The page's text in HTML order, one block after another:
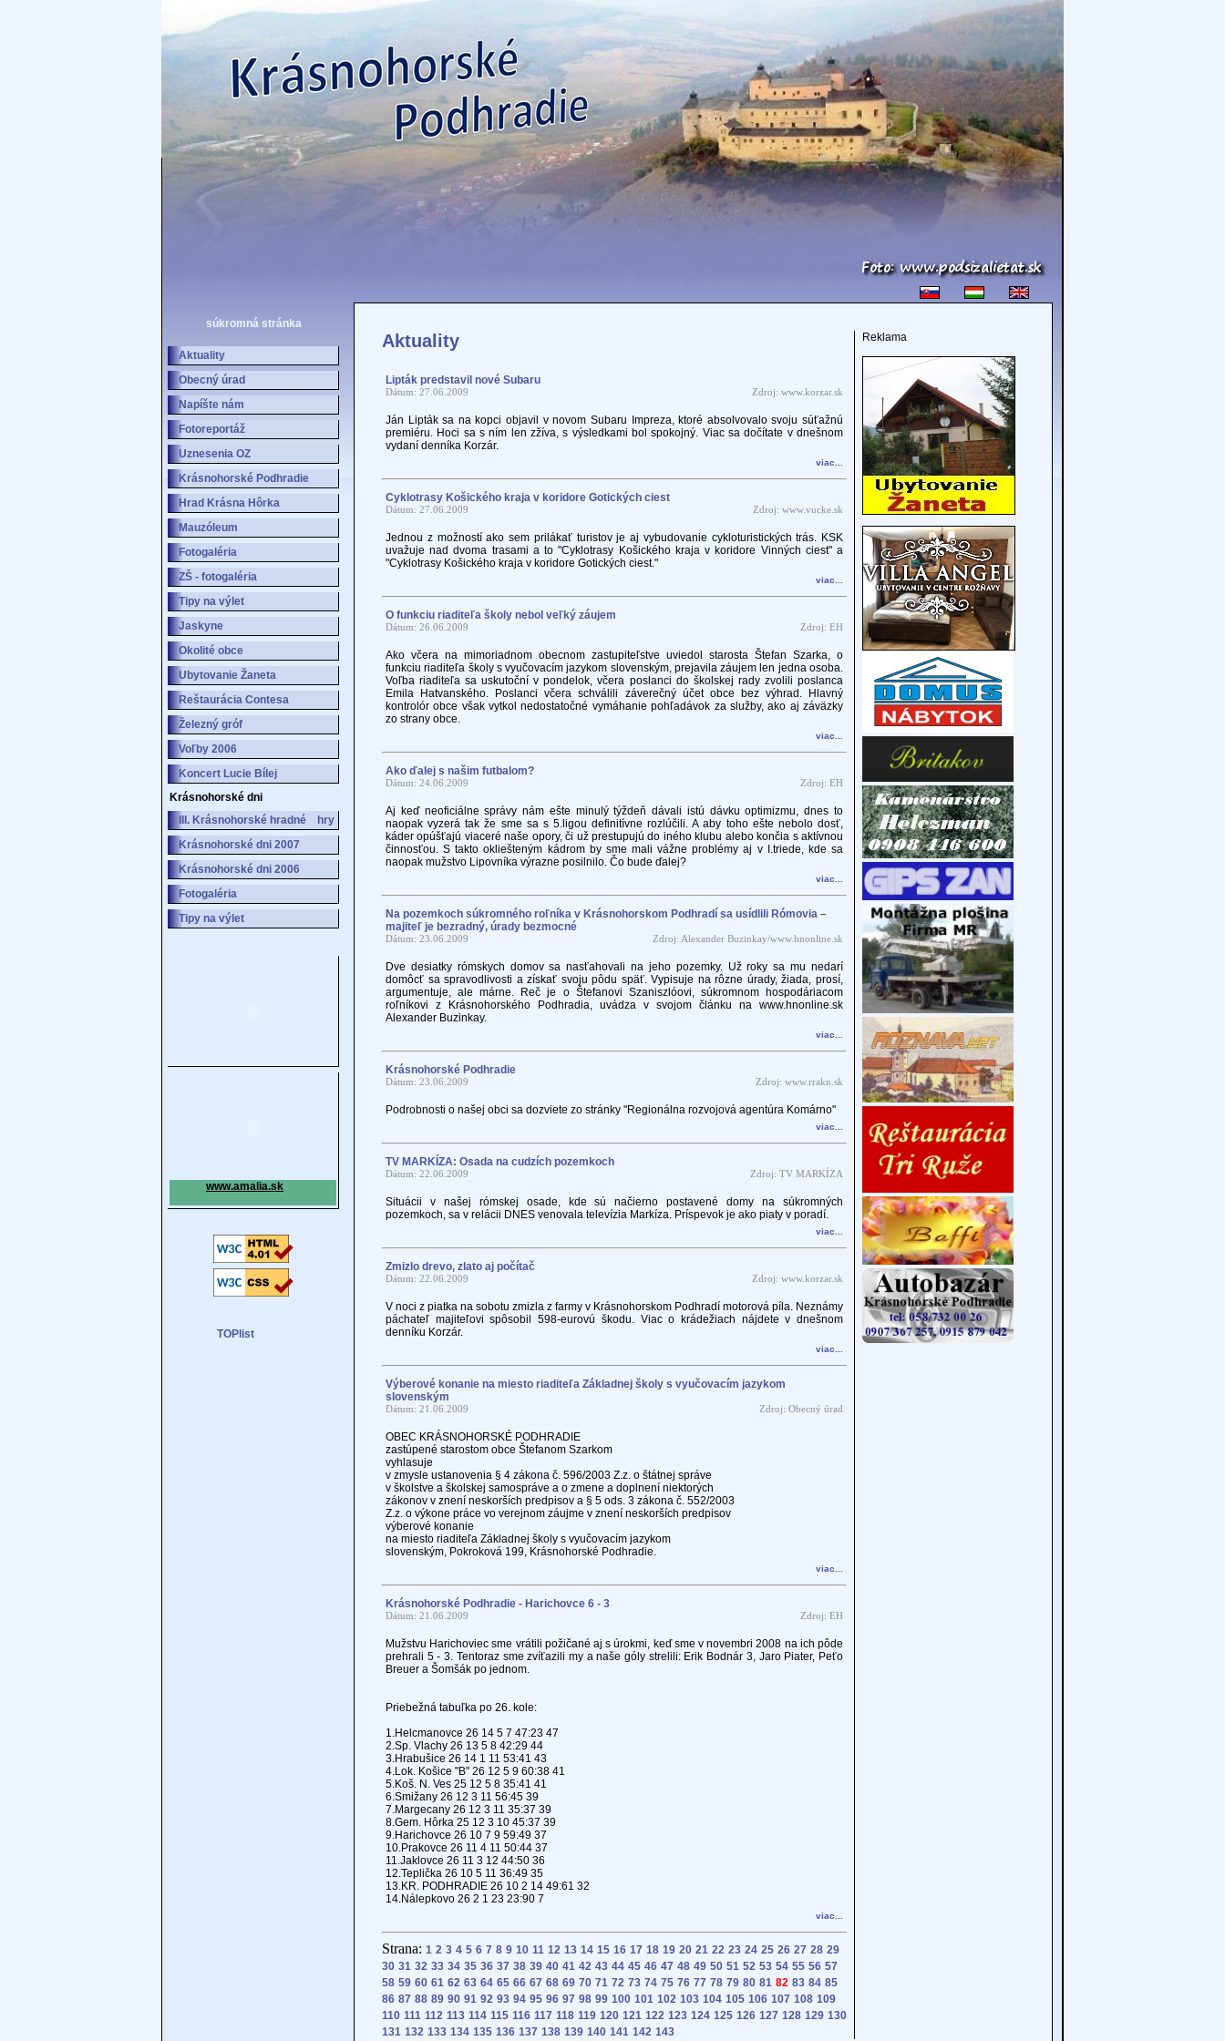
súkromná stránka
Aktuality
Obecný úrad
Napíšte nám
Fotoreportáž
Uznesenia OZ
Krásnohorské Podhradie
Hrad Krásna Hôrka
Mauzóleum
Fotogaléria
ZŠ - fotogaléria
Tipy na výlet
Jaskyne
Okolité obce
Ubytovanie Žaneta
Reštaurácia Contesa
Železný gróf
Voľby 2006
Koncert Lucie Bílej
Krásnohorské dni
III. Krásnohorské hradné hry
Krásnohorské dni 2007
Krásnohorské dni 2006
Fotogaléria
Tipy na výlet
www.amalia.sk
Aktuality
Lipták predstavil nové Subaru
Dátum: 27.06.2009 Zdroj: www.korzar.sk
Ján Lipták sa na kopci objavil v novom Subaru Impreza, ktoré absolvovalo svoju súťažnú
premiéru. Hoci sa s ním len zžíva, s výsledkami bol spokojný. Viac sa dočítate v dnešnom
vydaní denníka Korzár.
viac...
Cyklotrasy Košického kraja v koridore Gotických ciest
Dátum: 27.06.2009 Zdroj: www.vucke.sk
Jednou z možností ako sem prilákať turistov je aj vybudovanie cykloturistických trás. KSK
uvažuje nad dvoma trasami a to "Cyklotrasy Košického kraja v koridore Vinných ciest" a
"Cyklotrasy Košického kraja v koridore Gotických ciest."
viac...
O funkciu riaditeľa školy nebol veľký záujem
Dátum: 26.06.2009 Zdroj: EH
Ako včera na mimoriadnom obecnom zastupiteľstve uviedol starosta Štefan Szarka, o
funkciu riaditeľa školy s vyučovacím jazykom slovenským, prejavila záujem len jedna osoba.
Voľba riaditeľa sa uskutoční v pondelok, včera poslanci do školskej rady zvolili poslanca
Emila Hatvanského. Poslanci včera schválili záverečný účet obce bez výhrad. Hlavný
kontrolór obce však vytkol nedostatočné vymáhanie pohľadávok za služby, ako aj záväzky
zo strany obce.
viac...
Ako ďalej s našim futbalom?
Dátum: 24.06.2009 Zdroj: EH
Aj keď neoficiálne správy nám ešte minulý týždeň dávali istú dávku optimizmu, dnes to
naopak vyzerá tak že sme sa s 5.ligou definitívne rozlúčili. A aby toho ešte nebolo dosť,
káder opúšťajú viaceré naše opory, či už prestupujú do iného klubu alebo končia s aktívnou
činnosťou. S takto okliešteným kádrom by sme mali vážne problémy aj v I.triede, kde sa
naopak mužstvo Lipovníka výrazne posilnilo. Čo bude ďalej?
viac...
Na pozemkoch súkromného roľníka v Krásnohorskom Podhradí sa usídlili Rómovia –
majiteľ je bezradný, úrady bezmocné
Dátum: 23.06.2009 Zdroj: Alexander Buzinkay/www.hnonline.sk
Dve desiatky rómskych domov sa nasťahovali na jeho pozemky. Už roky sa mu nedarí
domôcť sa spravodlivosti a získať svoju pôdu späť. Vypisuje na rôzne úrady, žiada, prosí,
argumentuje, ale márne. Reč je o Štefanovi Szaniszlóovi, súkromnom hospodáriacom
roľníkovi z Krásnohorského Podhradia, uvádza v svojom článku na www.hnonline.sk
Alexander Buzinkay.
viac...
Krásnohorské Podhradie
Dátum: 23.06.2009 Zdroj: www.rrakn.sk
Podrobnosti o našej obci sa dozviete zo stránky "Regionálna rozvojová agentúra Komárno"
viac...
TV MARKÍZA: Osada na cudzích pozemkoch
Dátum: 22.06.2009 Zdroj: TV MARKÍZA
Situácii v našej rómskej osade, kde sú načierno postavené domy na súkromných
pozemkoch, sa v relácii DNES venovala televízia Markíza. Príspevok je ako piaty v poradí.
viac...
Zmizlo drevo, zlato aj počítač
Dátum: 22.06.2009 Zdroj: www.korzar.sk
V noci z piatka na sobotu zmizla z farmy v Krásnohorskom Podhradí motorová píla. Neznámy
páchateľ majiteľovi spôsobil 598-eurovú škodu. Viac o krádežiach nájdete v dnešnom
denníku Korzár.
viac...
Výberové konanie na miesto riaditeľa Základnej školy s vyučovacím jazykom
slovenským
Dátum: 21.06.2009 Zdroj: Obecný úrad
OBEC KRÁSNOHORSKÉ PODHRADIE
zastúpené starostom obce Štefanom Szarkom
vyhlasuje
v zmysle ustanovenia § 4 zákona č. 596/2003 Z.z. o štátnej správe
v školstve a školskej samospráve a o zmene a doplnení niektorých
zákonov v znení neskorších predpisov a § 5 ods. 3 zákona č. 552/2003
Z.z. o výkone práce vo verejnom záujme v znení neskorších predpisov
výberové konanie
na miesto riaditeľa Základnej školy s vyučovacím jazykom
slovenským, Pokroková 199, Krásnohorské Podhradie.
viac...
Krásnohorské Podhradie - Harichovce 6 - 3
Dátum: 21.06.2009 Zdroj: EH
Mužstvu Harichoviec sme vrátili požičané aj s úrokmi, keď sme v novembri 2008 na ich pôde
prehrali 5 - 3. Tentoraz sme zvíťazili my a naše góly strelili: Erik Bodnár 3, Jaro Piater, Peťo
Breuer a Šomšák po jednom.
Priebežná tabuľka po 26. kole:
1.Helcmanovce 26 14 5 7 47:23 47
2.Sp. Vlachy 26 13 5 8 42:29 44
3.Hrabušice 26 14 1 11 53:41 43
4.Lok. Košice "B" 26 12 5 9 60:38 41
5.Koš. N. Ves 25 12 5 8 35:41 41
6.Smižany 26 12 3 11 56:45 39
7.Margecany 26 12 3 11 35:37 39
8.Gem. Hôrka 25 12 3 10 45:37 39
9.Harichovce 26 10 7 9 59:49 37
10.Prakovce 26 11 4 11 50:44 37
11.Jaklovce 26 11 3 12 44:50 36
12.Teplička 26 10 5 11 36:49 35
13.KR. PODHRADIE 26 10 2 14 49:61 32
14.Nálepkovo 26 2 1 23 23:90 7
viac...
Strana: 1 2 3 4 5 6 7 8 9 10 11 12 13 14 15 16 17 18 19 20 21 22 23 24 25 26 27 28 29
30 31 32 33 34 35 36 37 38 39 40 41 42 43 44 45 46 47 48 49 50 51 52 53 54 55 56 57
58 59 60 61 62 63 64 65 66 67 68 69 70 71 72 73 74 75 76 77 78 79 80 81 82 83 84 85
86 87 88 89 90 91 92 93 94 95 96 97 98 99 100 101 102 103 104 105 106 107 108 109
110 111 112 113 114 115 116 117 118 119 120 121 122 123 124 125 126 127 128 129 130
131 132 133 134 135 136 137 138 139 140 141 142 143
Reklama